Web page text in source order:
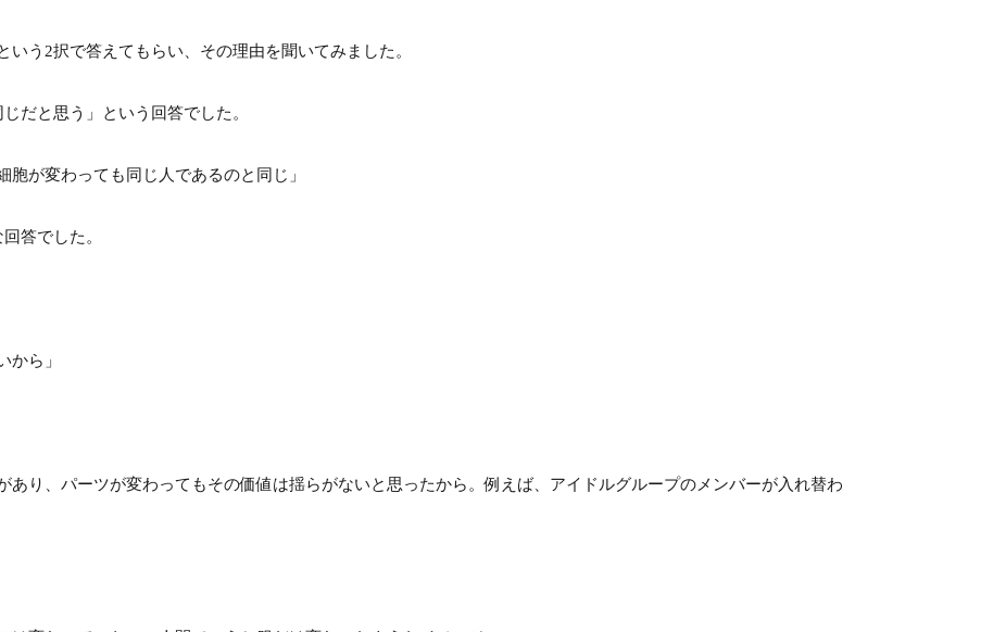
う2択で答えてもらい、その理由を聞いてみました。
だと思う」という回答でした。
が変わっても同じ人であるのと同じ」
答でした。
から」
あり、パーツが変わってもその価値は揺らがないと思ったから。例えば、アイドルグループのメンバーが入れ替わ